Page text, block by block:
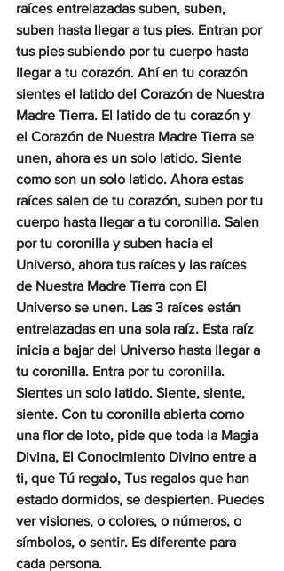
raíces entrelazadas suben, suben,
suben hasta llegar a tus pies. Entran por
tus pies subiendo por tu cuerpo hasta
llegar a tu corazón. Ahí en tu corazón
sientes el latido del Corazón de Nuestra
Madre Tierra. El latido de tu corazón y
el Corazón de Nuestra Madre Tierra se
unen, ahora es un solo latido. Siente
como son un solo latido. Ahora estas
raíces salen de tu corazón, suben por tu
cuerpo hasta llegar a tu coronilla. Salen
por tu coronilla y suben hacia el
Universo, ahora tus raíces y las raíces
de Nuestra Madre Tierra con El
Universo se unen. Las 3 raíces están
entrelazadas en una sola raíz. Esta raíz
inicia a bajar del Universo hasta llegar a
tu coronilla. Entra por tu coronilla.
Sientes un solo latido. Siente, siente,
siente. Con tu coronilla abierta como
una flor de loto, pide que toda la Magia
Divina, El Conocimiento Divino entre a
ti, que Tú regalo, Tus regalos que han
estado dormidos, se despierten. Puedes
ver visiones, o colores, o números, o
símbolos, o sentir. Es diferente para
cada persona.